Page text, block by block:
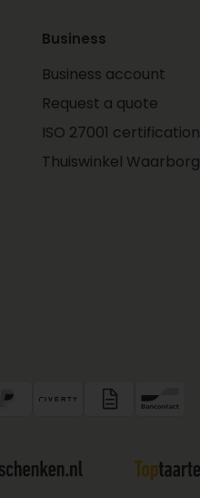
Business
Business account
Request a quote
ISO 27001 certification
Thuiswinkel Waarborg